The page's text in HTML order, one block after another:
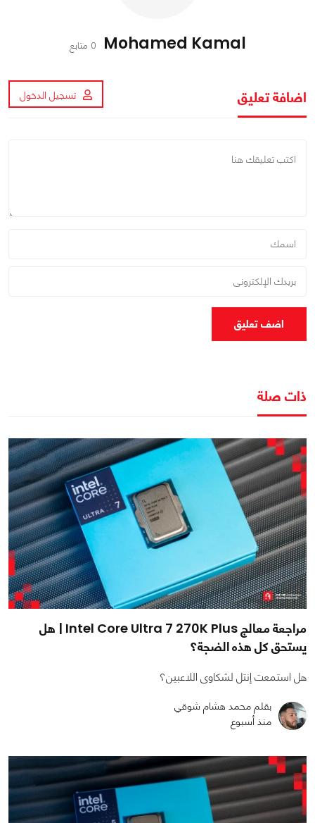
Mohamed Kamal 0 متابع
اضافة تعليق تسجيل الدخول
اضف تعليق
ذات صلة
مراجعة معالج Intel Core Ultra 7 270K Plus | هل
يستحق كل هذه الضجة؟
هل استمعت إنتل لشكاوى اللاعبين؟
بقلم محمد هشام شوقي
منذ أسبوع